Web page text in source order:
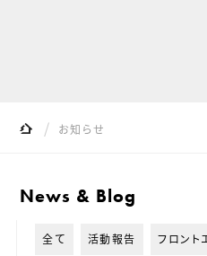
サイト内の現在地
Shibajukuお知らせ
News & Blog
全て 活動報告 フロント